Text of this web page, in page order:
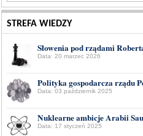
STREFA WIEDZY
Słowenia pod rządami
Data: 20 marzec 2026
Polityka gospodarcza rządu
Data: 03 październik 2025
Nuklearne ambicje Arabii
Data: 17 styczeń 2025